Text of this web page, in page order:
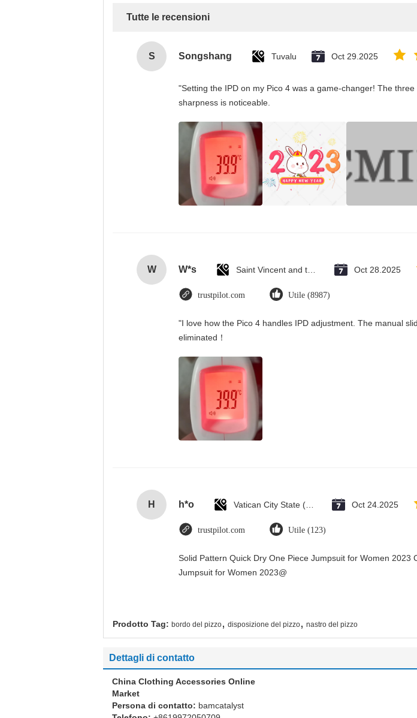
Tutte le recensioni
S Songshang Tuvalu Oct 29.2025
"Setting the IPD on my Pico 4 was a game-changer! The
sharpness is noticeable.
W W*s Oct 28.2025
trustpilot.com Utile (8987)
"I love how the Pico 4 handles IPD adjustment. The manual
eliminated！
H h*o Oct 24.2025
trustpilot.com Utile (123)
Solid Pattern Quick Dry One Piece Jumpsuit for Women
Jumpsuit for Women 2023@
Prodotto Tag: bordo del pizzo, disposizione del pizzo, nastro del pizzo
Dettagli di contatto
China Clothing Accessories Online
Market
Persona di contatto: bamcatalyst